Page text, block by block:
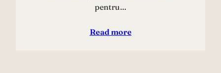
pentru…
Read more